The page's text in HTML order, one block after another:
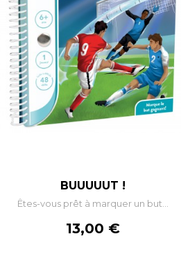
BUUUUUT !
Êtes-vous prêt à marquer un but...
Prix
13,00 €